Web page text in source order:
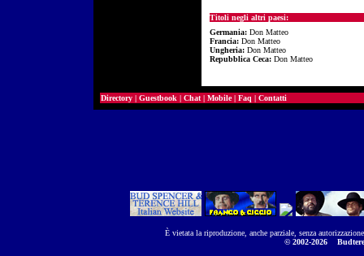
Titoli negli altri paesi:
Germania: Don Matteo
Francia: Don Matteo
Ungheria: Don Matteo
Repubblica Ceca: Don Matteo
Directory | Guestbook | Chat | Mobile| Faq | Contatti
È vietata la riproduzione, anche parziale, senza
© 2002-2026